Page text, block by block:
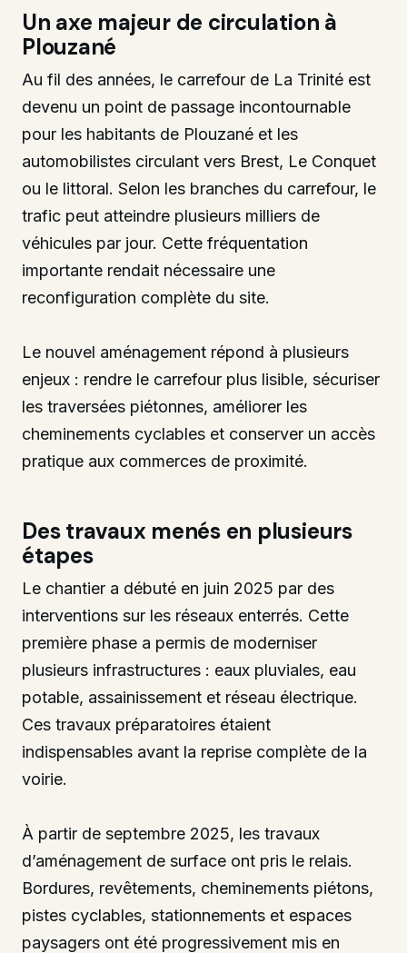
Un axe majeur de circulation à
Plouzané
Au fil des années, le carrefour de La Trinité est
devenu un point de passage incontournable
pour les habitants de Plouzané et les
automobilistes circulant vers Brest, Le Conquet
ou le littoral. Selon les branches du carrefour, le
trafic peut atteindre plusieurs milliers de
véhicules par jour. Cette fréquentation
importante rendait nécessaire une
reconfiguration complète du site.
Le nouvel aménagement répond à plusieurs
enjeux : rendre le carrefour plus lisible, sécuriser
les traversées piétonnes, améliorer les
cheminements cyclables et conserver un accès
pratique aux commerces de proximité.
Des travaux menés en plusieurs
étapes
Le chantier a débuté en juin 2025 par des
interventions sur les réseaux enterrés. Cette
première phase a permis de moderniser
plusieurs infrastructures : eaux pluviales, eau
potable, assainissement et réseau électrique.
Ces travaux préparatoires étaient
indispensables avant la reprise complète de la
voirie.
À partir de septembre 2025, les travaux
d’aménagement de surface ont pris le relais.
Bordures, revêtements, cheminements piétons,
pistes cyclables, stationnements et espaces
paysagers ont été progressivement mis en